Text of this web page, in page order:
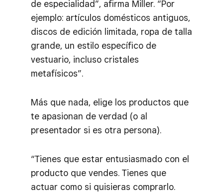
de especialidad”, afirma Miller. “Por
ejemplo: artículos domésticos antiguos,
discos de edición limitada, ropa de talla
grande, un estilo específico de
vestuario, incluso cristales
metafísicos”.
Más que nada, elige los productos que
te apasionan de verdad (o al
presentador si es otra persona).
“Tienes que estar entusiasmado con el
producto que vendes. Tienes que
actuar como si quisieras comprarlo.